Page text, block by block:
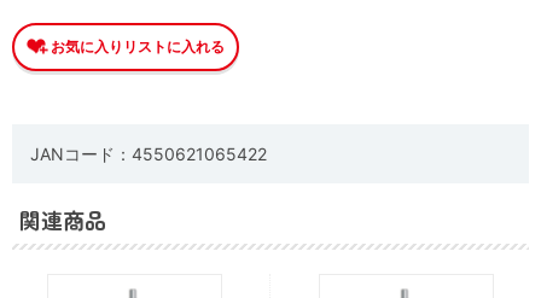
JANコード：4550621065422
関連商品